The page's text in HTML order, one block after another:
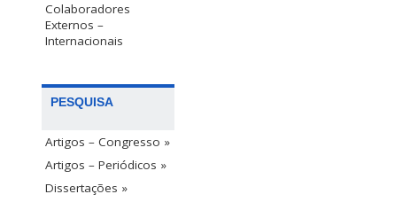
Colaboradores
Externos –
Internacionais
PESQUISA
Artigos – Congresso »
Artigos – Periódicos »
Dissertações »